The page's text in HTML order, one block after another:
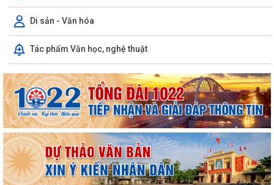
Di sản - Văn hóa
Tác phẩm Văn học, nghệ thuật
Kiến tạo “Thế” quốc gia: Bước chuyển của tư duy đối ngoại Việt Nam
trong kỷ nguyên mới
PHÁT HUY GIÁ TRỊ CÁC DI TÍCH VĂN HÓA TRONG KỶ NGUYÊN MỚI Ở
PHƯỜNG TRẦN NHÂN TÔNG, THÀNH PHỐ HẢI...
Phường Trần Nhân Tông tham dự hội nghị trực tuyến báo cáo viên
thành phố tháng 7/2026
Lãnh đạo phường kiểm tra các trạm bơm, hồ đập sau mưa lớn